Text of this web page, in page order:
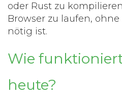
oder Rust zu
Browser zu laufen,
nötig ist.
Wie
heute?